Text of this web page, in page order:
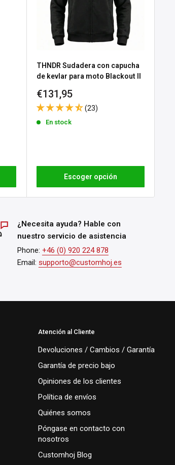
THNDR Sudadera con capucha
de kevlar para moto Blackout II
Precio
de
venta
€131,95
(23)
En stock
Escoger opción
¿Necesita ayuda? Hable con
nuestro servicio de asistencia
Phone: +46 (0) 920 224 878
Email: supporto@customhoj.es
Atención al Cliente
Devoluciones / Cambios / Garantía
Garantía de precio bajo
Opiniones de los clientes
Política de envíos
Quiénes somos
Póngase en contacto con
nosotros
Customhoj Blog